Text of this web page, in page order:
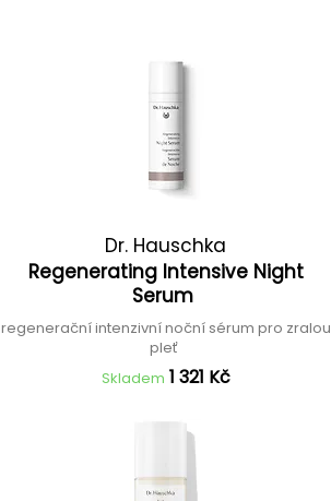
Dr. Hauschka
Regenerating Intensive Night
Serum
regenerační intenzivní noční sérum pro zralou
pleť
Skladem 1 321 Kč